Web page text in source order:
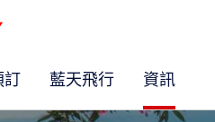
訂 藍天飛行 資訊